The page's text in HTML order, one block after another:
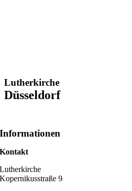
Lutherkirche
Düsseldorf
Informationen
Kontakt
Lutherkirche
Kopernikusstraße 9